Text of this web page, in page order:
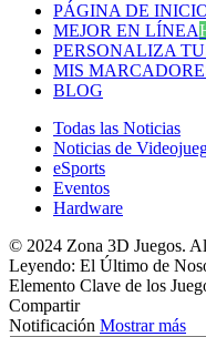
PÁGINA DE
MEJOR EN LÍNEA
PERSONALIZA
MIS
BLOG
Todas las Noticias
Noticias de
eSports
Eventos
Hardware
© 2024 Zona 3D Juegos.
Leyendo: El Último de
Elemento Clave de los
Compartir
Notificación Mostrar más